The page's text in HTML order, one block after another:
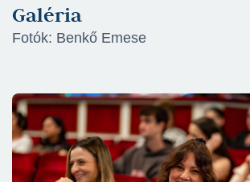
Galéria
Fotók: Benkő Emese